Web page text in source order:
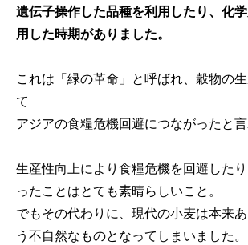
遺伝子操作した品種を利用したり、化
用した時期がありました。
これは「緑の革命」と呼ばれ、穀物の
て
アジアの食糧危機回避につながったと言
生産性向上により食糧危機を回避した
ったことはとても素晴らしいこと。
でもその代わりに、現代の小麦は本来
う不自然なものとなってしまいました。